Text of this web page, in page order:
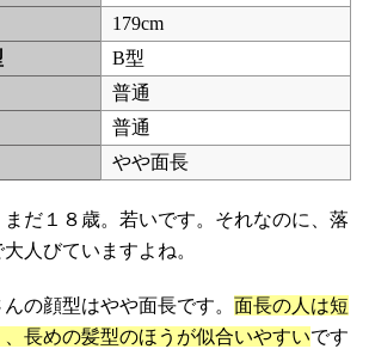
179cm
B型
普通
普通
やや面長
だ１８歳。若いです。それなのに、落
人びていますよね。
の顔型はやや面長です。 面長の人は短
長めの髪型のほうが似合いやすいです